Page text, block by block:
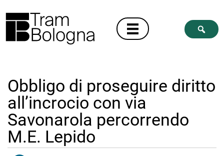
Obbligo di proseguire diritto
all’incrocio con via
Savonarola percorrendo
M.E. Lepido